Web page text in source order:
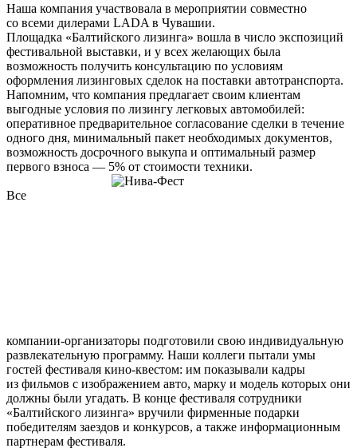
Наша компания участвовала в мероприятии совместно
со всеми дилерами LADA в Чувашии.
Площадка «Балтийского лизинга» вошла в число экспозиций
фестивальной выставки, и у всех желающих была
возможность получить консультацию по условиям
оформления лизинговых сделок на поставки автотранспорта.
Напомним, что компания предлагает своим клиентам
выгодные условия по лизингу легковых автомобилей:
оперативное предварительное согласование сделки в течение
одного дня, минимальный пакет необходимых документов,
возможность досрочного выкупа и оптимальный размер
первого взноса — 5% от стоимости техники.
Все
компании-организаторы подготовили свою индивидуальную
развлекательную программу. Наши коллеги пытали умы
гостей фестиваля кино-квестом: им показывали кадры
из фильмов с изображением авто, марку и модель которых они
должны были угадать. В конце фестиваля сотрудники
«Балтийского лизинга» вручили фирменные подарки
победителям заездов и конкурсов, а также информационным
партнерам фестиваля.